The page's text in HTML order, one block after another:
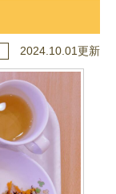
2024.10.01更新